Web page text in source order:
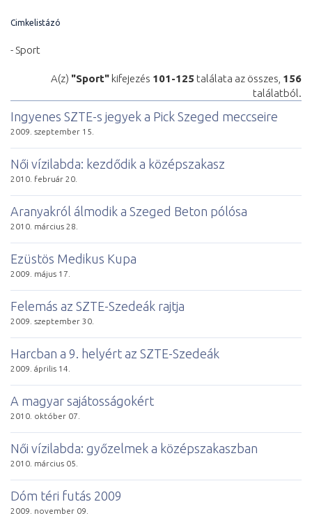
Cimkelistázó
- Sport
A(z) "Sport" kifejezés 101-125 találata az összes, 156
találatból.
In­gye­nes SZTE-s je­gyek a Pick Sze­ged mec­­cse­i­re
2009. szeptember 15.
Női ví­zi­lab­da: kez­dő­dik a kö­zép­sza­kasz
2010. február 20.
Ara­nyak­ról ál­mo­dik a Sze­ged Be­ton pó­ló­sa
2010. március 28.
Ezüs­tös Me­di­kus Ku­pa
2009. május 17.
Fe­le­más az SZTE-Szedeák rajt­ja
2009. szeptember 30.
Harcban a 9. helyért az SZTE-Szedeák
2009. április 14.
A ma­gyar sa­já­tos­sá­go­kért
2010. október 07.
Női ví­zi­lab­da: győ­zel­mek a kö­zép­sza­kasz­ban
2010. március 05.
Dóm té­ri fu­tás 2009
2009. november 09.